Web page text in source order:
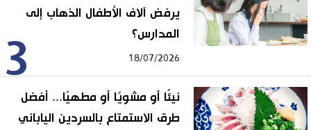
3
يرفض آلاف الأطفال الذهاب إلى
المدارس؟
18/07/2026
نيئًا أو مشويًا أو مطهيًا... أفضل
طرق الاستمتاع بالسردين الياباني